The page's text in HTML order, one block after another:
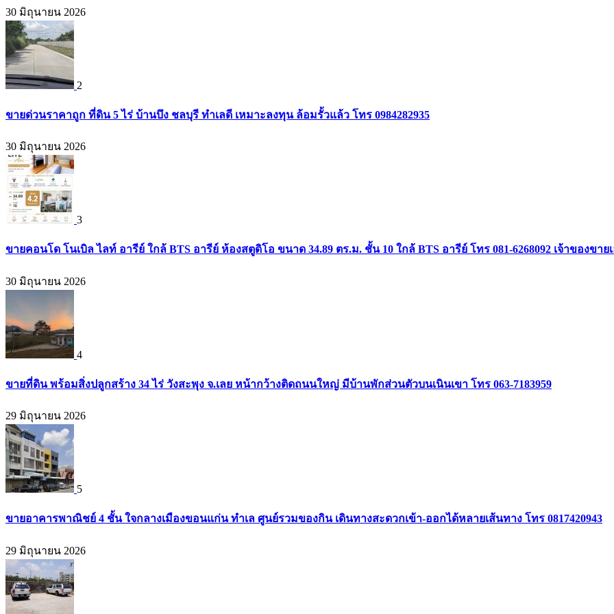
30 มิถุนายน 2026
2
ขายด่วนราคาถูก ที่ดิน 5 ไร่ บ้านบึง ชลบุรี ทำเลดี เหมาะลงทุน ล้อมรั้วแล้ว โทร 0984282935
30 มิถุนายน 2026
3
ขายคอนโด โนเบิล ไลท์ อารีย์ ใกล้ BTS อารีย์ ห้องสตูดิโอ ขนาด 34.89 ตร.ม. ชั้น 10 ใกล้ BTS อารีย์ โทร 081-6268092 เจ้าของขาย
30 มิถุนายน 2026
4
ขายที่ดิน พร้อมสิ่งปลูกสร้าง 34 ไร่ วังสะพุง จ.เลย หน้ากว้างติดถนนใหญ่ มีบ้านพักส่วนตัวบนเนินเขา โทร 063-7183959
29 มิถุนายน 2026
5
ขายอาคารพาณิชย์ 4 ชั้น ใจกลางเมืองขอนแก่น ทำเล ศูนย์รวมของกิน เดินทางสะดวกเข้า-ออกได้หลายเส้นทาง โทร 0817420943
29 มิถุนายน 2026